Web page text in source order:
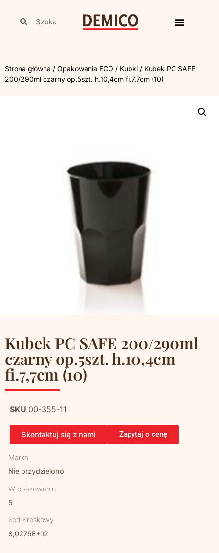
Strona główna / Opakowania ECO / Kubki / Kubek PC SAFE
200/290ml czarny op.5szt. h.10,4cm fi.7,7cm (10)
Kubek PC SAFE 200/290ml
czarny op.5szt. h.10,4cm
fi.7,7cm (10)
SKU 00-355-11
Skontaktuj się z nami Zapytaj o cenę
Marka
Nie przydzielono
W opakowaniu
5
Kod Kreskowy
8,0275E+12